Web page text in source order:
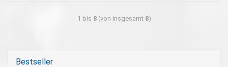
1 bis 8(von insgesamt 8)
Bestseller